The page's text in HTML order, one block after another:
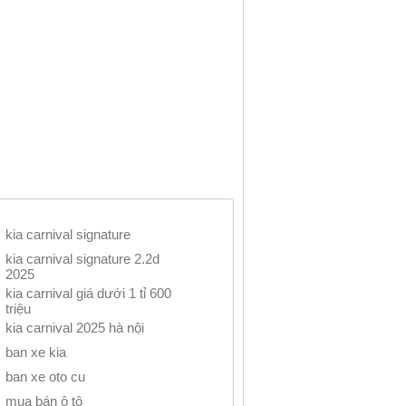
kia carnival signature
kia carnival signature 2.2d
2025
kia carnival giá dưới 1 tỉ 600
triệu
kia carnival 2025 hà nội
ban xe kia
ban xe oto cu
mua bán ô tô